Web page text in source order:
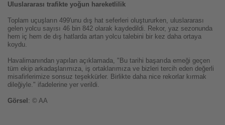
Uluslararası trafikte yoğun hareketlilik
Toplam uçuşların 499'unu dış hat seferleri oluştururken, uluslararası
gelen yolcu sayısı 46 bin 842 olarak kaydedildi. Rekor, yaz sezonunda
hem iç hem de dış hatlarda artan yolcu talebini bir kez daha ortaya
koydu.
Havalimanından yapılan açıklamada, "Bu tarihi başarıda emeği geçen
tüm ekip arkadaşlarımıza, iş ortaklarımıza ve bizleri tercih eden değerli
misafirlerimize sonsuz teşekkürler. Birlikte daha nice rekorlar kırmak
dileğiyle." ifadelerine yer verildi.
Görsel : © AA